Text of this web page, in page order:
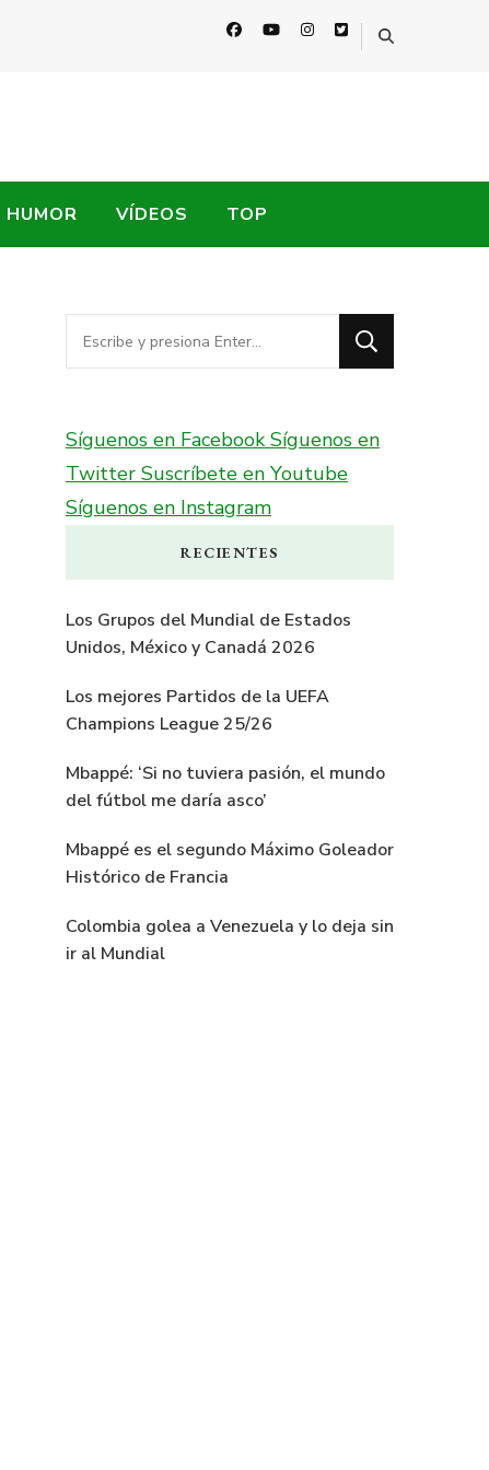
HUMOR VÍDEOS TOP
¿Buscas
algo?
Síguenos en FacebookSíguenos en
Twitter Suscríbete en Youtube
Síguenos en Instagram
RECIENTES
Los Grupos del Mundial de Estados
Unidos, México y Canadá 2026
Los mejores Partidos de la UEFA
Champions League 25/26
Mbappé: ‘Si no tuviera pasión, el mundo
del fútbol me daría asco’
Mbappé es el segundo Máximo Goleador
Histórico de Francia
Colombia golea a Venezuela y lo deja sin
ir al Mundial